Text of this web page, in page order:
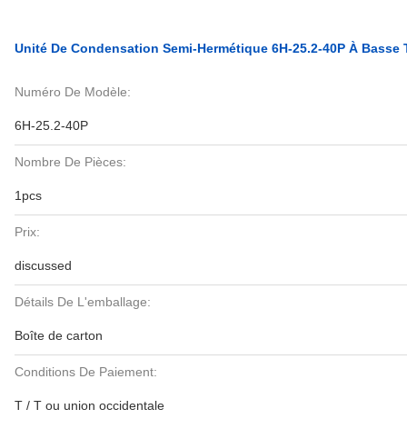
Unité De Condensation Semi-Hermétique 6H-25.2-40P À
Numéro De Modèle:
6H-25.2-40P
Nombre De Pièces:
1pcs
Prix:
discussed
Détails De L'emballage:
Boîte de carton
Conditions De Paiement:
T / T ou union occidentale